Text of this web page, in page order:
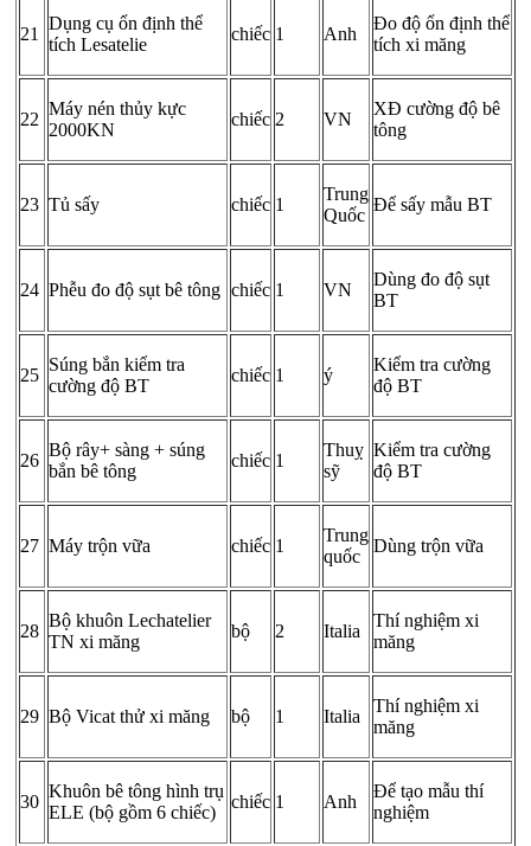
21
Dụng cụ ổn định thể
tích Lesatelie
chiếc 1 Anh
Đo độ ổn định thể
tích xi măng
22
Máy nén thủy kực
2000KN
chiếc 2 VN
XĐ cường độ bê
tông
23 Tủ sấy chiếc 1
Trung
Quốc
Để sấy mẫu BT
24 Phễu đo độ sụt bê tông chiếc 1 VN
Dùng đo độ sụt
BT
25
Súng bắn kiểm tra
cường độ BT
chiếc 1 ý
Kiểm tra cường
độ BT
26
Bộ rây+ sàng + súng
bắn bê tông
chiếc 1
Thuỵ
sỹ
Kiểm tra cường
độ BT
27 Máy trộn vữa chiếc 1
Trung
quốc
Dùng trộn vữa
28
Bộ khuôn Lechatelier
TN xi măng
bộ 2 Italia
Thí nghiệm xi
măng
29 Bộ Vicat thử xi măng bộ 1 Italia
Thí nghiệm xi
măng
30
Khuôn bê tông hình trụ
ELE (bộ gồm 6 chiếc)
chiếc 1 Anh
Để tạo mẫu thí
nghiệm